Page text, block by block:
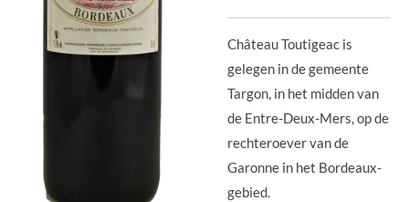
Château Toutigeac is
gelegen in de gemeente
Targon, in het midden van
de Entre-Deux-Mers, op de
rechteroever van de
Garonne in het Bordeaux-
gebied.